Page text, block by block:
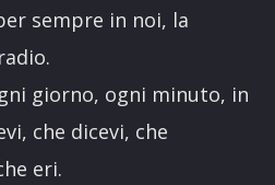
sempre in noi, la
giorno, ogni minuto, in
che dicevi, che
eri.